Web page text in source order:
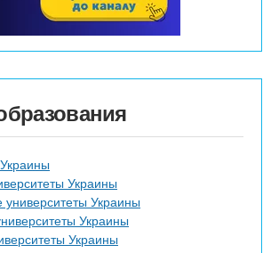
Украины
университеты Украины
Украины
Украины